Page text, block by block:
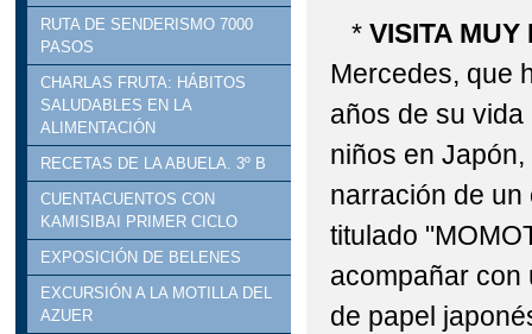
RUTA DE SENDERISMO 7000
PASOS
CHARLAS FRUTA: HÁBITOS
SALUDABLES EN LA
ALIMENTACIÓN
RECETAS DE LA ABUELA. 3º B
CUENTACUENTOS CON
KAMISIBAI PRIMER CICLO
EXPOSICIÓN DE BELENES
EXCURSIÓN A LA MOTILLA DEL
AZUER
* VISITA MUY
Mercedes, que
años de su
niños en
narración de
titulado
acompañar con
de papel